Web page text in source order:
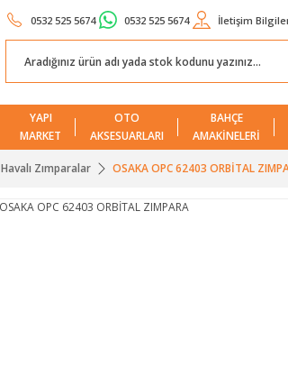
0532 525 5674 0532 525 5674 İletişim
YAPI
MARKET
OTO
AKSESUARLARI
BAHÇE
AMAKİNELERİ
Havalı Zımparalar OSAKA OPC 62403 ORBİTAL